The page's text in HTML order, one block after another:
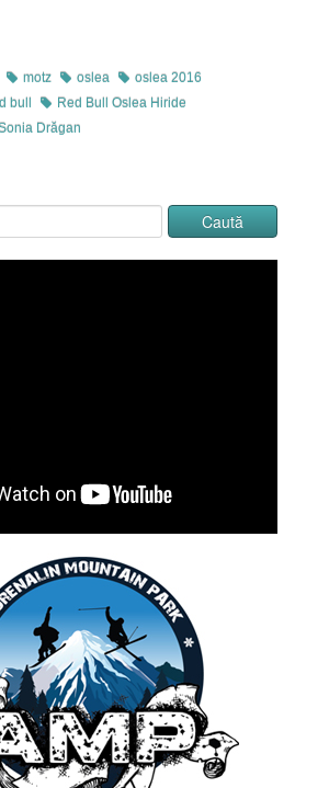
motz oslea
oslea 2016
bull
Red Bull Oslea Hiride
Drăgan